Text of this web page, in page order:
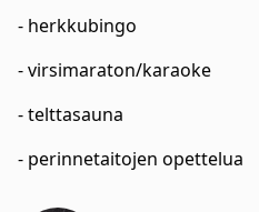
- herkkubingo
- virsimaraton/karaoke
- telttasauna
- perinnetaitojen opettelua